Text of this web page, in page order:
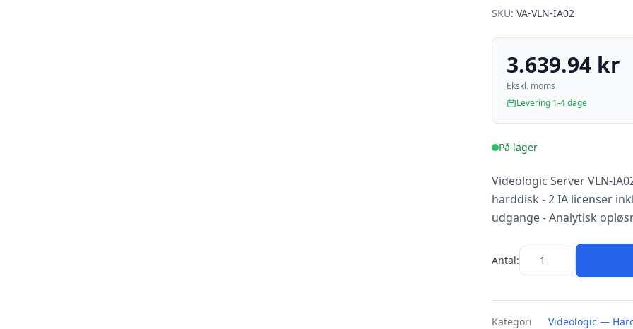
SKU: VA-VLN-IA02
3.639.94 kr
Ekskl. moms
Levering 1-4 dage
På lager
Videologic Server VLN-
harddisk - 2 IA licenser
udgange - Analytisk
Antal:
Kategori
Videologic —